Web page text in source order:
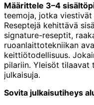
Määrittele 3–4
teemoja, jotka
Reseptejä kehittävä
signature-reseptit,
ruoanlaittotekniikan
keittiötodellisuus.
pilariin. Yleisöt tilaavat
julkaisuja.
Sovita julkaisutiheys